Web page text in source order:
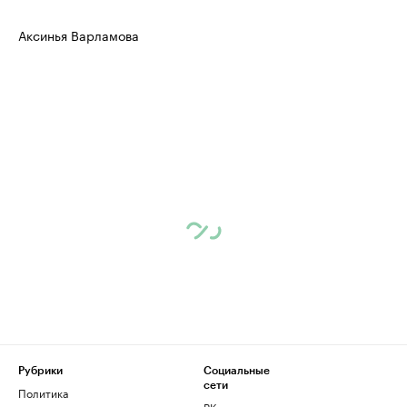
Аксинья Варламова
Рубрики
Политика
Социальные
сети